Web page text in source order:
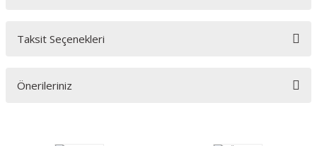
Bu ürüne ilk yorumu siz yapın!
Taksit Seçenekleri
Önerileriniz